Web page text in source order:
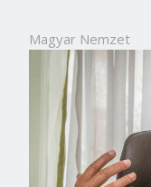
Magyar Nemzet